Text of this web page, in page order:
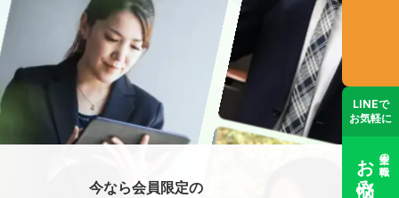
今なら会員限定の
LINEで
お気軽に
士業の転職
お悩み相談